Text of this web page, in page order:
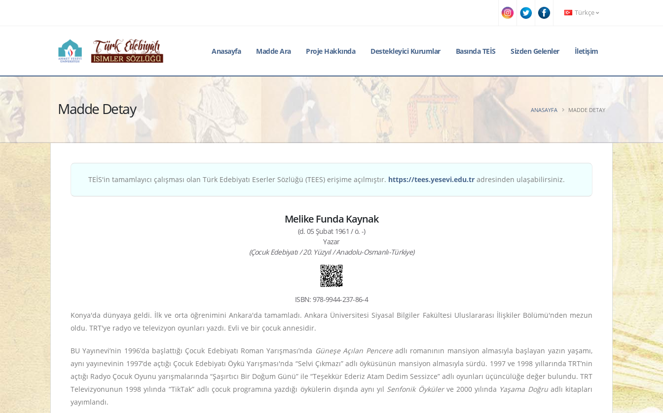
Türkçe
Anasayfa Madde Ara Proje Hakkında Destekleyici Kurumlar Basında TEİS Sizden Gelenler İletişim
Madde Detay ANASAYFA MADDE DETAY
TEİS'in tamamlayıcı çalışması olan Türk Edebiyatı Eserler Sözlüğü (TEES) erişime açılmıştır. https://tees.yesevi.edu.tr adresinden ulaşabilirsiniz.
Melike Funda Kaynak
(d. 05 Şubat 1961 / ö. -)
Yazar
(Çocuk Edebiyatı / 20. Yüzyıl / Anadolu-Osmanlı-Türkiye)
ISBN: 978-9944-237-86-4
Konya'da dünyaya geldi. İlk ve orta öğrenimini Ankara'da tamamladı. Ankara Üniversitesi Siyasal Bilgiler Fakültesi Uluslararası İlişkiler Bölümü'nden mezun
oldu. TRT'ye radyo ve televizyon oyunları yazdı. Evli ve bir çocuk annesidir.
BU Yayınevi’nin 1996’da başlattığı Çocuk Edebiyatı Roman Yarışması’nda Güneşe Açılan Pencere adlı romanının mansiyon almasıyla başlayan yazın yaşamı,
aynı yayınevinin 1997’de açtığı Çocuk Edebiyatı Öykü Yarışması'nda “Selvi Çıkmazı” adlı öyküsünün mansiyon almasıyla sürdü. 1997 ve 1998 yıllarında TRT’nin
açtığı Radyo Çocuk Oyunu yarışmalarında “Şaşırtıcı Bir Doğum Günü” ile “Teşekkür Ederiz Atam Dedim Sessizce” adlı oyunları üçüncülüğe değer bulundu. TRT
Televizyonunun 1998 yılında “TikTak” adlı çocuk programına yazdığı öykülerin dışında aynı yıl Senfonik Öykülerve 2000 yılında Yaşama Doğruadlı kitapları
yayımlandı.